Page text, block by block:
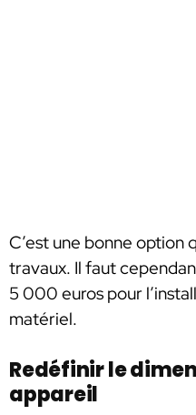
C’est une bonne option
travaux. Il faut
5 000 euros pour
matériel.
Redéfinir le
appareil